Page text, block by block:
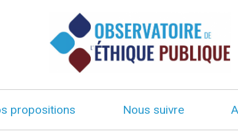
propositions Nous suivre